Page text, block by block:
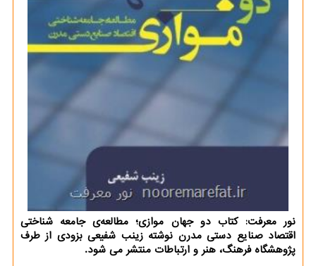
نور معرفت: كتاب دو جهان موازی؛ مطالعه‌ی جامعه شناختی
اقتصاد صنایع دستی مدرن نوشته زینب شفیعی بزودی از طرف
پژوهشگاه فرهنگ، هنر و ارتباطات منتشر می شود.